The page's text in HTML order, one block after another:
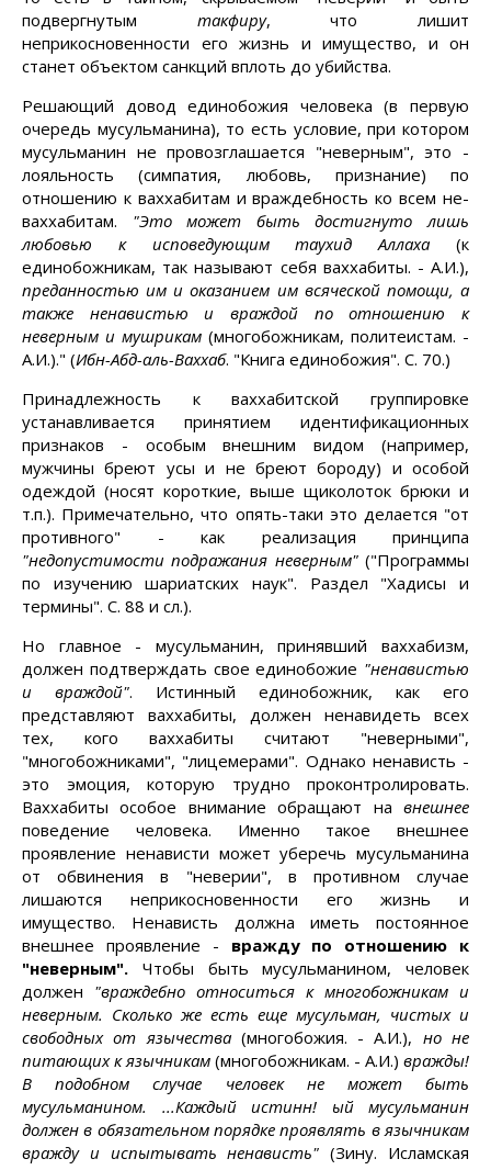
подвергнутым такфиру, что лишит
неприкосновенности его жизнь и имущество, и он
станет объектом санкций вплоть до убийства.
Решающий довод единобожия человека (в первую
очередь мусульманина), то есть условие, при котором
мусульманин не провозглашается "неверным", это -
лояльность (симпатия, любовь, признание) по
отношению к ваххабитам и враждебность ко всем не-
ваххабитам. "Это может быть достигнуто лишь
любовью к исповедующим таухид Аллаха (к
единобожникам, так называют себя ваххабиты. - А.И.),
преданностью им и оказанием им всяческой помощи, а
также ненавистью и враждой по отношению к
неверным и мушрикам (многобожникам, политеистам. -
А.И.)." (Ибн-Абд-аль-Ваххаб. "Книга единобожия". С. 70.)
Принадлежность к ваххабитской группировке
устанавливается принятием идентификационных
признаков - особым внешним видом (например,
мужчины бреют усы и не бреют бороду) и особой
одеждой (носят короткие, выше щиколоток брюки и
т.п.). Примечательно, что опять-таки это делается "от
противного" - как реализация принципа
"недопустимости подражания неверным"("Программы
по изучению шариатских наук". Раздел "Хадисы и
термины". С. 88 и сл.).
Но главное - мусульманин, принявший ваххабизм,
должен подтверждать свое единобожие "ненавистью
и враждой". Истинный единобожник, как его
представляют ваххабиты, должен ненавидеть всех
тех, кого ваххабиты считают "неверными",
"многобожниками", "лицемерами". Однако ненависть -
это эмоция, которую трудно проконтролировать.
Ваххабиты особое внимание обращают на внешнее
поведение человека. Именно такое внешнее
проявление ненависти может уберечь мусульманина
от обвинения в "неверии", в противном случае
лишаются неприкосновенности его жизнь и
имущество. Ненависть должна иметь постоянное
внешнее проявление - вражду по отношению к
"неверным". Чтобы быть мусульманином, человек
должен "враждебно относиться к многобожникам и
неверным. Сколько же есть еще мусульман, чистых и
свободных от язычества(многобожия. - А.И.), но не
питающих к язычникам (многобожникам. - А.И.) вражды!
В подобном случае человек не может быть
мусульманином. ...Каждый истинн! ый мусульманин
должен в обязательном порядке проявлять в язычникам
вражду и испытывать ненависть" (Зину. Исламская